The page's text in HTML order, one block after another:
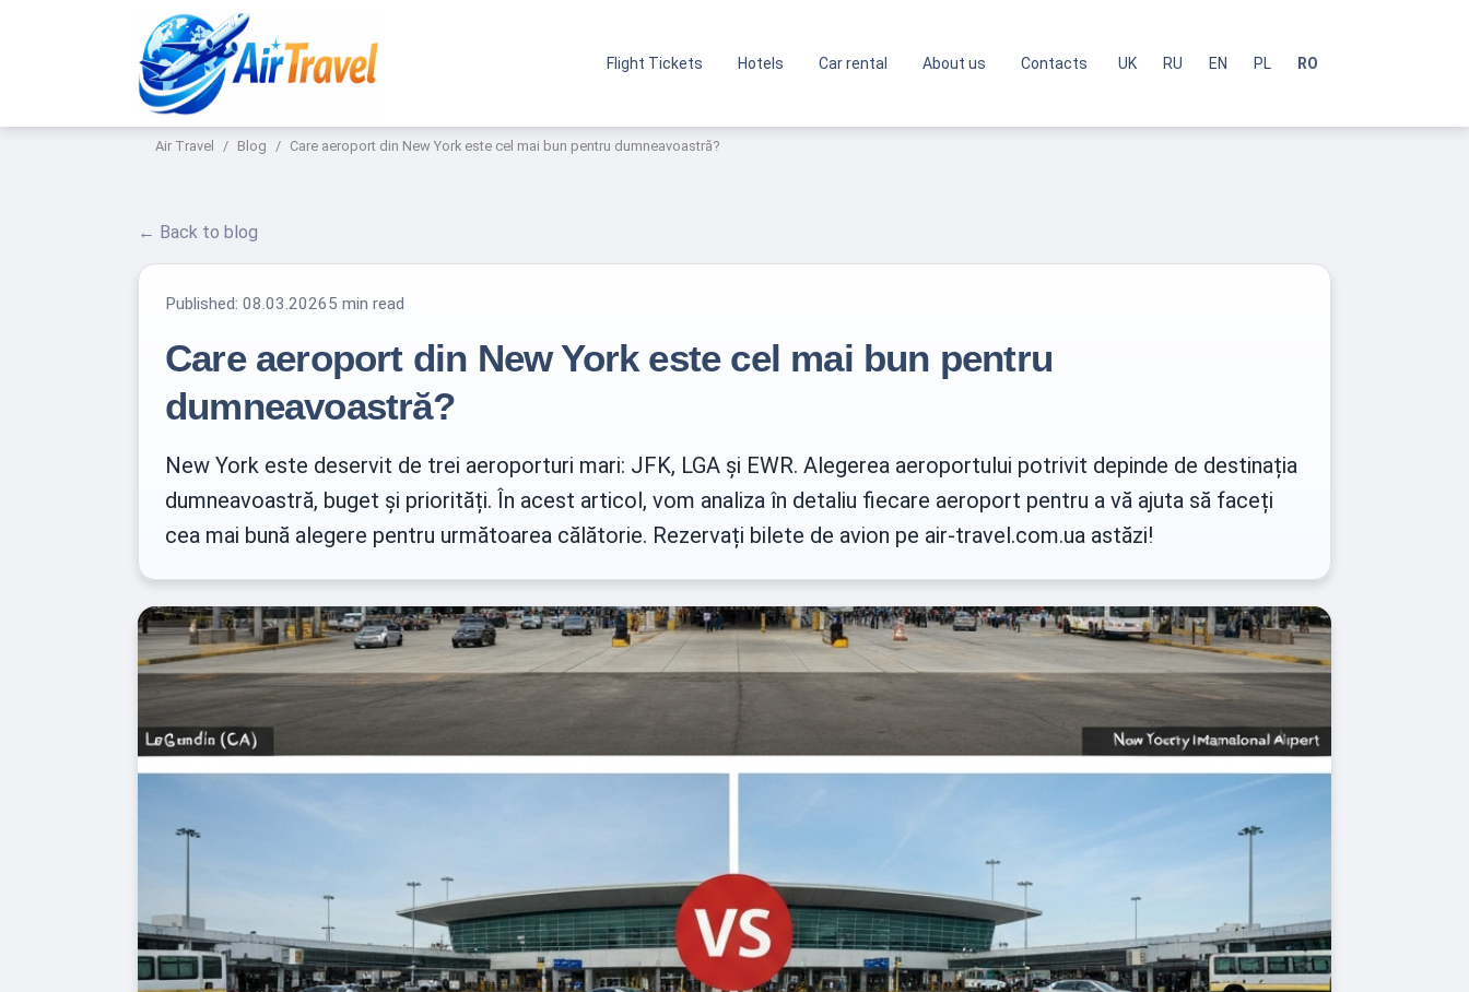
Flight Tickets Hotels Car rental About us Contacts UK RU EN PL RO
Air Travel Blog Care aeroport din New York este cel mai bun pentru dumneavoastră?
← Back to blog
Published: 08.03.20265 min read
Care aeroport din New York este cel mai bun pentru
dumneavoastră?
New York este deservit de trei aeroporturi mari: JFK, LGA și EWR. Alegerea aeroportului potrivit depinde de destinația
dumneavoastră, buget și priorități. În acest articol, vom analiza în detaliu fiecare aeroport pentru a vă ajuta să faceți
cea mai bună alegere pentru următoarea călătorie. Rezervați bilete de avion pe air-travel.com.ua astăzi!